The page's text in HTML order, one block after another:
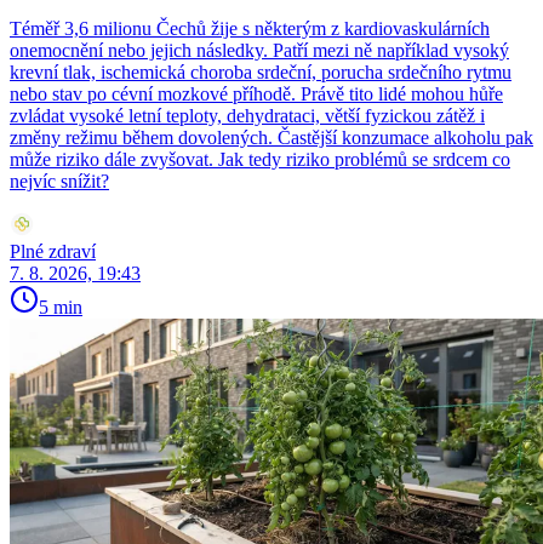
Téměř 3,6 milionu Čechů žije s některým z kardiovaskulárních
onemocnění nebo jejich následky. Patří mezi ně například vysoký
krevní tlak, ischemická choroba srdeční, porucha srdečního rytmu
nebo stav po cévní mozkové příhodě. Právě tito lidé mohou hůře
zvládat vysoké letní teploty, dehydrataci, větší fyzickou zátěž i
změny režimu během dovolených. Častější konzumace alkoholu pak
může riziko dále zvyšovat. Jak tedy riziko problémů se srdcem co
nejvíc snížit?
Plné zdraví
7. 8. 2026, 19:43
5 min